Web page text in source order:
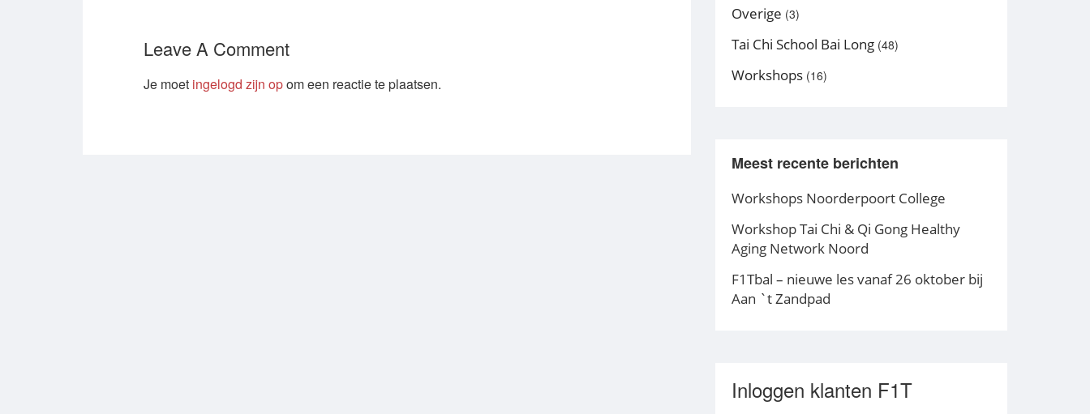
Leave A Comment
Je moet ingelogd zijn opom een reactie te plaatsen.
Overige (3)
Tai Chi School Bai Long (48)
Workshops (16)
Meest recente berichten
Workshops Noorderpoort College
Workshop Tai Chi & Qi Gong Healthy
Aging Network Noord
F1Tbal – nieuwe les vanaf 26 oktober bij
Aan `t Zandpad
Inloggen klanten F1T